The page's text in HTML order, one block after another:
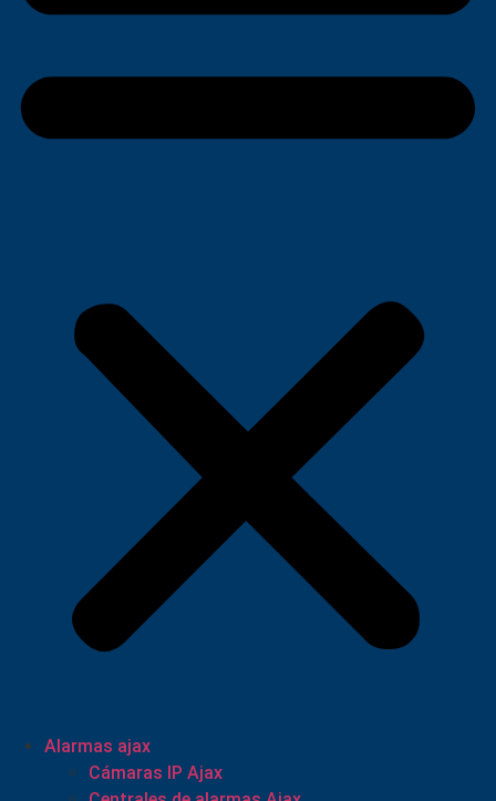
Alarmas ajax
Cámaras IP Ajax